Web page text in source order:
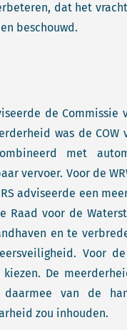
dat het
beschouwd.
de Commissie
was de
met
vervoer. Voor de
adviseerde een
Raad voor de
en te
Voor
De
daarmee van de
zou inhouden.